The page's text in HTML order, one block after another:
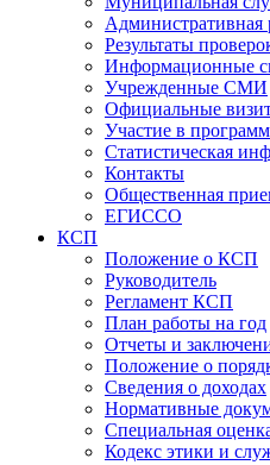
Административная
Результаты
Информационные
Учрежденные СМИ
Официальные
Участие в
Статистическая
Контакты
Общественная
ЕГИССО
КСП
Положение о КСП
Руководитель
Регламент КСП
План работы на год
Отчеты и
Положение о
Сведения о доходах
Нормативные
Специальная
Кодекс этики и